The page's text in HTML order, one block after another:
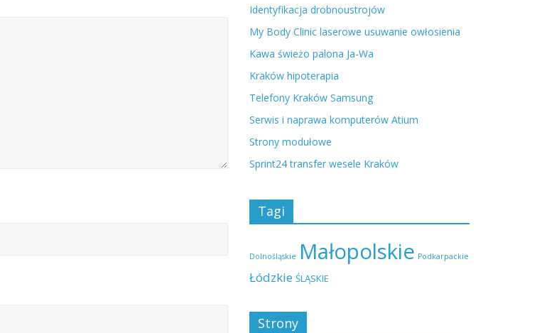
Identyfikacja drobnoustrojów
My Body Clinic laserowe usuwanie owłosienia
Kawa świeżo palona Ja-Wa
Kraków hipoterapia
Telefony Kraków Samsung
Serwis i naprawa komputerów Atium
Strony modułowe
Sprint24 transfer wesele Kraków
Tagi
Dolnośląskie Małopolskie Podkarpackie
Łódzkie ŚLĄSKIE
Strony